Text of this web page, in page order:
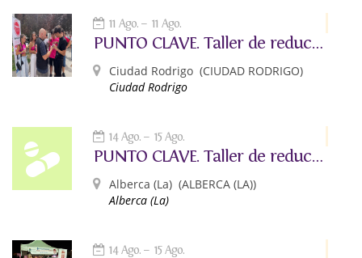
11 Ago. 11 Ago.
PUNTO CLAVE. Taller de reducción de riesgos asociados al consumo de alcohol y otras drogas.
Ciudad Rodrigo (CIUDAD RODRIGO)
Ciudad Rodrigo
14 Ago. 15 Ago.
PUNTO CLAVE. Taller de reducción de riesgos asociados al consumo de alcohol y otras drogas.
Alberca (La) (ALBERCA (LA))
Alberca (La)
14 Ago. 15 Ago.